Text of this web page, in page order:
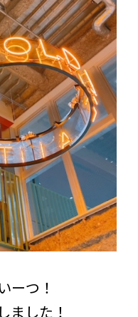
ーつ！
ました！